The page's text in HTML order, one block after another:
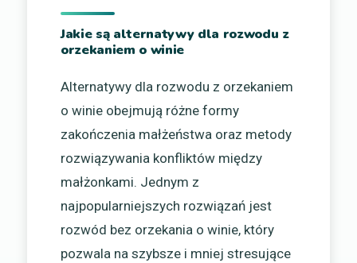
Jakie są alternatywy dla rozwodu z
orzekaniem o winie
Alternatywy dla rozwodu z orzekaniem
o winie obejmują różne formy
zakończenia małżeństwa oraz metody
rozwiązywania konfliktów między
małżonkami. Jednym z
najpopularniejszych rozwiązań jest
rozwód bez orzekania o winie, który
pozwala na szybsze i mniej stresujące